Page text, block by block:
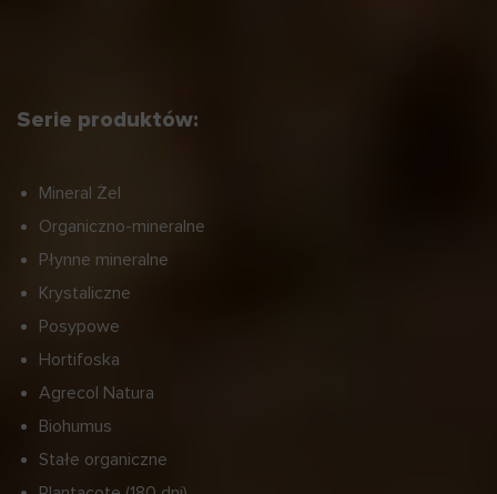
Serie produktów:
Mineral Żel
Organiczno-mineralne
Płynne mineralne
Krystaliczne
Posypowe
Hortifoska
Agrecol Natura
Biohumus
Stałe organiczne